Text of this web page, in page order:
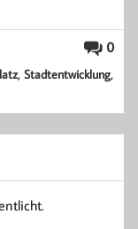
0
,Stadtentwicklung,